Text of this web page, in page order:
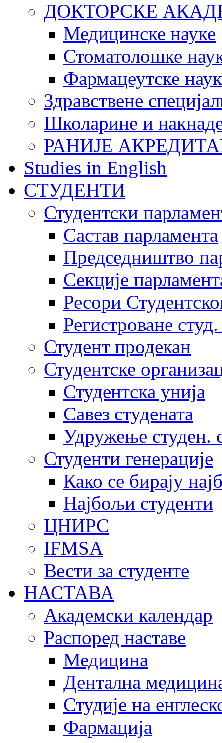
ДОКТОРСКЕ
Медицинске науке
Стоматолошке
Фармацеутске
Здравствене
Школарине и
РАНИЈЕ
Studies in English
СТУДЕНТИ
Студентски
Састав парламента
Председништво
Секције
Ресори
Регистроване
Студент продекан
Студентске
Студентска унија
Савез студената
Удружење студен.
Студенти генерације
Како се бирају
Најбољи студенти
ЦНИРС
IFMSA
Вести за студенте
НАСТАВА
Академски календар
Распоред наставе
Медицина
Дентална
Студије на
Фармација